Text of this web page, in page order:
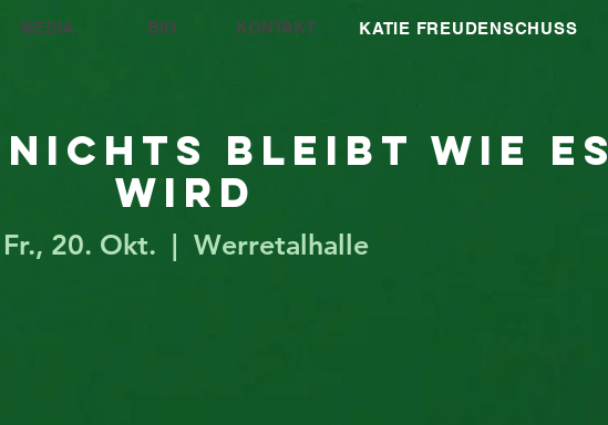
MEDIA BIO KONTAKT KATIE FREUDENSCHUSS
bleibt wie es
wird
Fr., 20. Okt.
  |
Werretalhalle